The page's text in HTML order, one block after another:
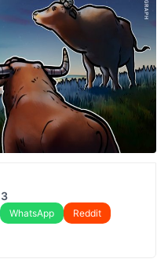
WhatsApp
Reddit